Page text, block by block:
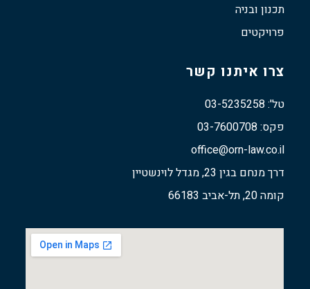
תכנון ובניה
פרויקטים
צרו איתנו קשר
טל': 03-5235258
פקס: 03-7600708
office@orn-law.co.il
דרך מנחם בגין 23, מגדל לוינשטיין
קומה 20, תל-אביב 66183